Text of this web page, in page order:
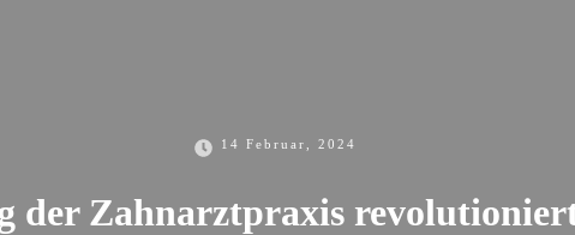
14 Februar, 2024
der Zahnarztpraxis